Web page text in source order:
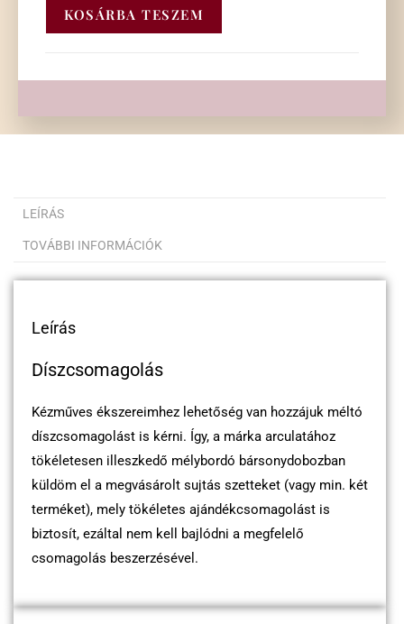
KOSÁRBA TESZEM
LEÍRÁS
TOVÁBBI INFORMÁCIÓK
Leírás
Díszcsomagolás
Kézműves ékszereimhez lehetőség van hozzájuk méltó
díszcsomagolást is kérni. Így, a márka arculatához
tökéletesen illeszkedő mélybordó bársonydobozban
küldöm el a megvásárolt sujtás szetteket (vagy min. két
terméket), mely tökéletes ajándékcsomagolást is
biztosít, ezáltal nem kell bajlódni a megfelelő
csomagolás beszerzésével.